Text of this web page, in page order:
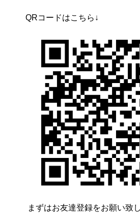
QRコードはこちら↓
まずはお友達登録をお願い致